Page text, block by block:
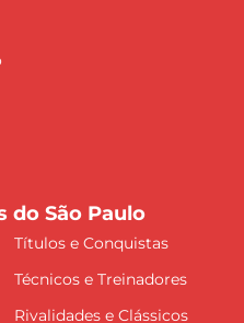
do São Paulo
Títulos e Conquistas
Técnicos e Treinadores
Rivalidades e Clássicos